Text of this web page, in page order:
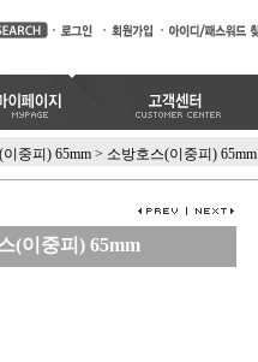
중피) 65mm > 소방호스(이중피) 65mm
(이중피) 65mm